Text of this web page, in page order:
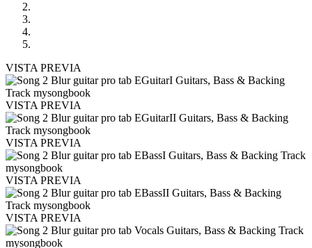
VISTA PREVIA
VISTA PREVIA
VISTA PREVIA
VISTA PREVIA
VISTA PREVIA